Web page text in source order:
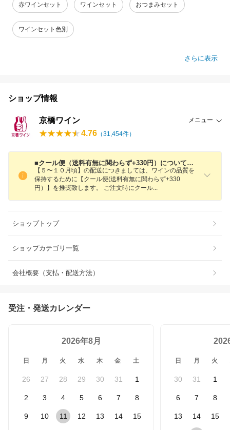
赤ワインセット ワインセット おつまみセット
ワインセット色別
さらに表示
ショップ情報
京橋ワイン メニュー
4.76 （31,454件）
■クール便（送料有無に関わらず+330円）についてのご案内■
【５〜１０月頃】の配送につきましては、ワインの品質を
保持するために【クール便(送料有無に関わらず+330
円）】を推奨致します。 ご注文時にクール
ショップトップ
ショップカテゴリ一覧
会社概要（支払・配送方法）
受注・発送カレンダー
2026年8月
日 月 火 水 木 金 土
26 27 28 29 30 31 1
2 3 4 5 6 7 8
9 10 11 12 13 14 15
日 月 火
30 31 1
6 7 8
13 14 15